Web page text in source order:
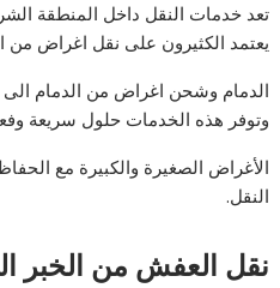
تعد خدمات النقل داخل المنطقة
يعتمد الكثيرون على نقل اغراض من
الدمام وشحن اغراض من الدمام الى
وتوفر هذه الخدمات حلول سريعة
الأغراض الصغيرة والكبيرة مع
النقل.
نقل العفش من الخبر